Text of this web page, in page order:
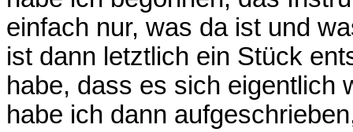
einfach nur, was da ist und
ist dann letztlich ein Stück
habe, dass es sich eigentlich
habe ich dann